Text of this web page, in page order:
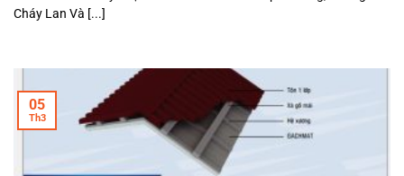
Cháy Lan Và [...]
05
Th3